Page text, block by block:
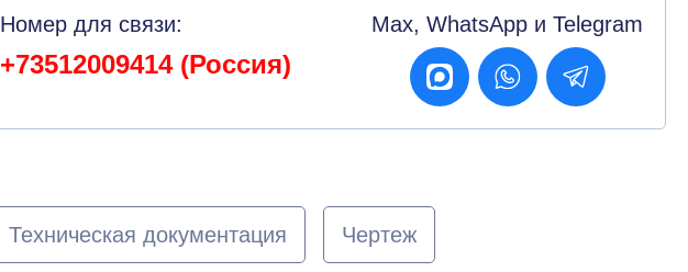
Номер для связи:
+73512009414 (Россия)
Max, WhatsApp и Telegram
Техническая документация Чертеж